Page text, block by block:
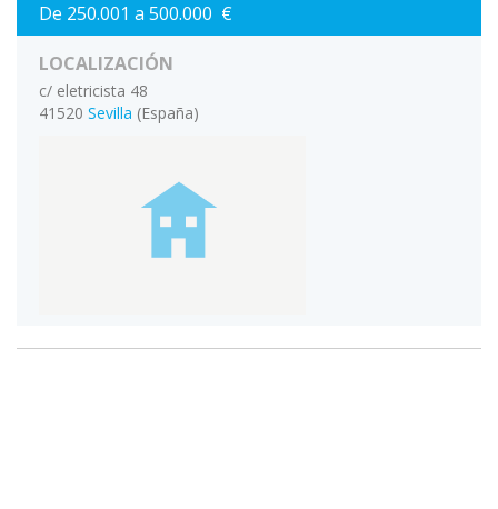
De 250.001 a 500.000 €
LOCALIZACIÓN
c/ eletricista 48
41520 Sevilla (España)